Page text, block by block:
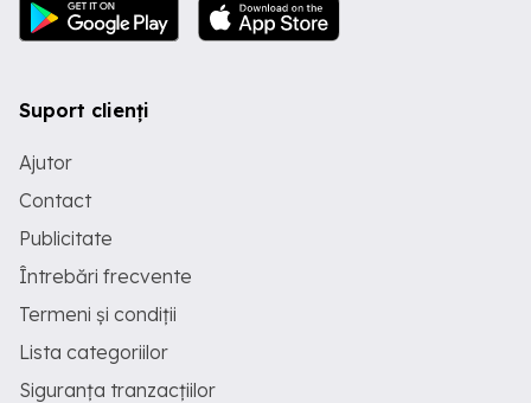
Suport clienți
Ajutor
Contact
Publicitate
Întrebări frecvente
Termeni și condiții
Lista categoriilor
Siguranța tranzacțiilor